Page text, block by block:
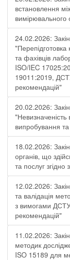
встановлення
24.02.2026:
"Перепідготовка
та фахівців
ISO/IEC
19011:2019,
рекомендацій"
20.02.2026:
"Невизначеність
випробування
18.02.2026:
органів, що
та послуг
12.02.2026:
та валідація
з вимогами
рекомендацій"
11.02.2026:
методик
ISO 15189 для